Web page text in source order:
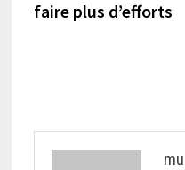
l’article
faire plus d’efforts